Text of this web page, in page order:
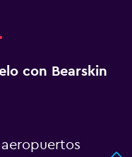
con Bearskin